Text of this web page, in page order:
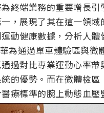
終端業務的重要增長
，展現了其在這一領
動健康數據，分析人
為通過單車體驗區與
過對比專業運動心率帶
的優勢。而在微體檢
療標準的腕上動態血壓